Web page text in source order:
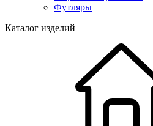
Футляры
Каталог изделий